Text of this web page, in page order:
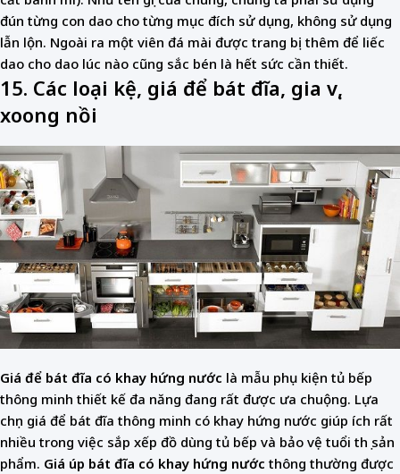
đún từng con dao cho từng mục đích sử dụng, không sử dụng
lẫn lộn. Ngoài ra một viên đá mài được trang bị thêm để liếc
dao cho dao lúc nào cũng sắc bén là hết sức cần thiết.
15. Các loại kệ, giá để bát đĩa, gia vị,
xoong nồi
Giá để bát đĩa có khay hứng nước là mẫu phụ kiện tủ bếp
thông minh thiết kế đa năng đang rất được ưa chuộng. Lựa
chọn giá để bát đĩa thông minh có khay hứng nước giúp ích rất
nhiều trong việc sắp xếp đồ dùng tủ bếp và bảo vệ tuổi thọ sản
phẩm. Giá úp bát đĩa có khay hứng nước thông thường được